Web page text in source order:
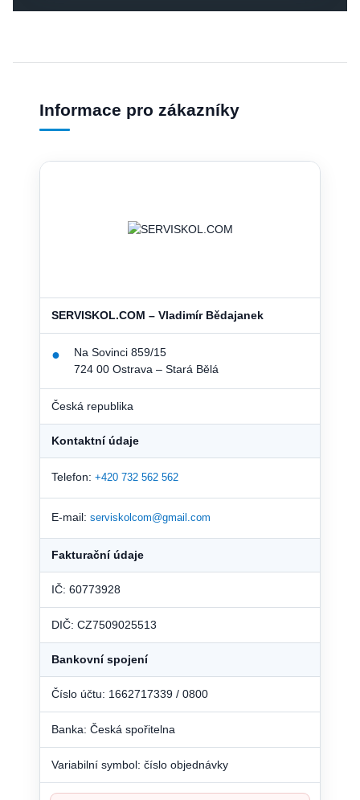
Informace pro zákazníky
SERVISKOL.COM – Vladimír Bědajanek
●
Na Sovinci 859/15
724 00 Ostrava – Stará Bělá
Česká republika
Kontaktní údaje
Telefon: +420 732 562 562
E-mail: serviskolcom@gmail.com
Fakturační údaje
IČ: 60773928
DIČ: CZ7509025513
Bankovní spojení
Číslo účtu: 1662717339 / 0800
Banka: Česká spořitelna
Variabilní symbol: číslo objednávky